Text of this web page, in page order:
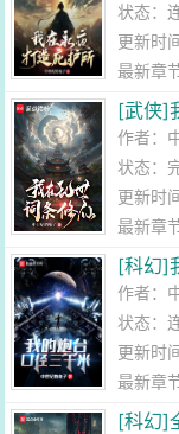
状态：
更新时
最新章
[武侠]
作者：
状态：
更新时
最新章
[科幻]
作者：
状态：
更新时
最新章
[科幻]